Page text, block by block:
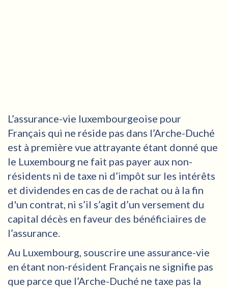
L’assurance-vie luxembourgeoise pour
Français qui ne réside pas dans l’Arche-Duché
est à première vue attrayante étant donné que
le Luxembourg ne fait pas payer aux non-
résidents ni de taxe ni d’impôt sur les intérêts
et dividendes en cas de de rachat ou à la fin
d'un contrat, ni s’il s’agit d’un versement du
capital décès en faveur des bénéficiaires de
l’assurance.
Au Luxembourg, souscrire une assurance-vie
en étant non-résident Français ne signifie pas
que parce que l’Arche-Duché ne taxe pas la